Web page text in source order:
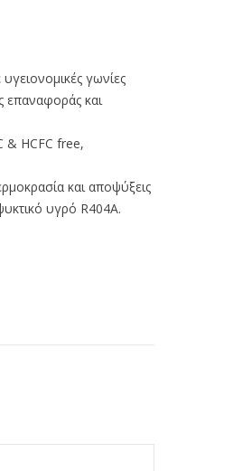
γωνίες
επαναφοράς και
& HCFC free,
και αποψύξεις
υγρό R404A.